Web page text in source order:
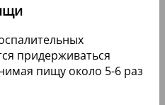
придерживаться
пищу около 5-6 раз